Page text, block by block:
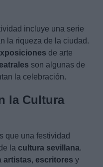
incluye una serie
la riqueza de la ciudad.
de arte
son algunas de
la celebración.
la Cultura
que una festividad
la cultura sevillana.
artistas, escritores y